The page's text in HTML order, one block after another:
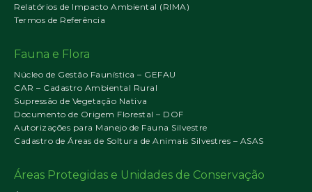
Relatórios de Impacto Ambiental (RIMA)
Termos de Referência
Fauna e Flora
Núcleo de Gestão Faunística – GEFAU
CAR – Cadastro Ambiental Rural
Supressão de Vegetação Nativa
Documento de Origem Florestal – DOF
Autorizações para Manejo de Fauna Silvestre
Cadastro de Áreas de Soltura de Animais Silvestres – ASAS
Áreas Protegidas e Unidades de Conservação